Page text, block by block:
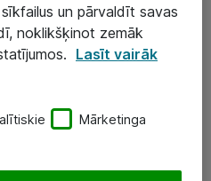
un pārvaldīt savas
noklikšķinot zemāk
Lasīt vairāk
Mārketinga